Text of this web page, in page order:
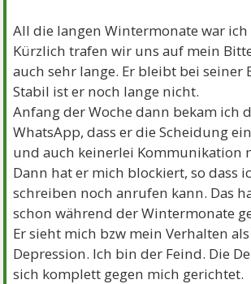
All die langen Wintermonate war ich
Kürzlich trafen wir uns auf mein
auch sehr lange. Er bleibt bei seiner
Stabil ist er noch lange nicht.
Anfang der Woche dann bekam ich
WhatsApp, dass er die Scheidung
und auch keinerlei Kommunikation
Dann hat er mich blockiert, so dass
schreiben noch anrufen kann. Das
schon während der Wintermonate
Er sieht mich bzw mein Verhalten
Depression. Ich bin der Feind. Die
sich komplett gegen mich gerichtet.